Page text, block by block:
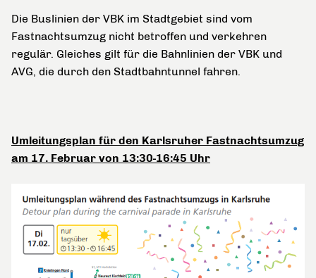
Die Buslinien der VBK im Stadtgebiet sind vom
Fastnachtsumzug nicht betroffen und verkehren
regulär. Gleiches gilt für die Bahnlinien der VBK und
AVG, die durch den Stadtbahntunnel fahren.
Umleitungsplan für den Karlsruher Fastnachtsumzug
am 17. Februar von 13:30-16:45 Uhr